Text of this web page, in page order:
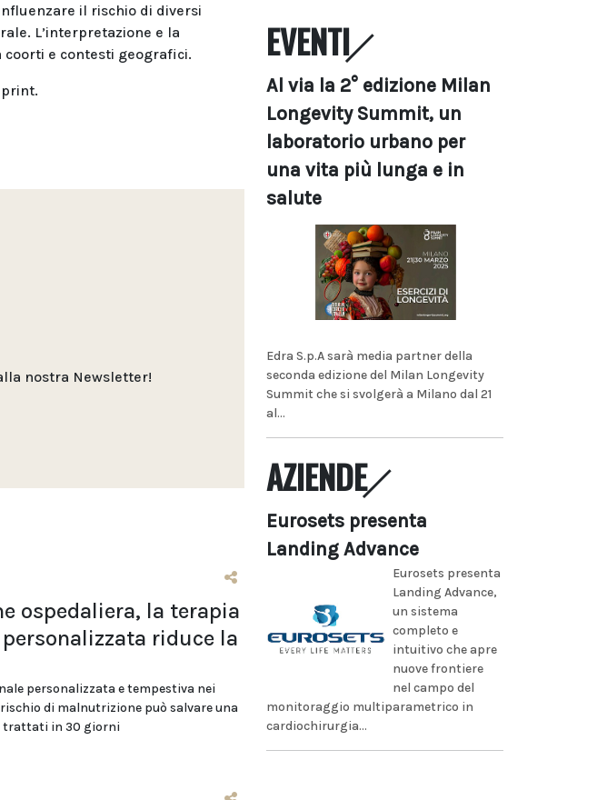
il rischio di diversi
L’interpretazione e la
e contesti geografici.
print.
nostra Newsletter!
ospedaliera, la terapia
riduce la
personalizzata e tempestiva nei
di malnutrizione può salvare una
trattati in 30 giorni
EVENTI
Al via la 2° edizione Milan
Longevity Summit, un
laboratorio urbano per
una vita più lunga e in
salute
Edra S.p.A sarà media partner della
seconda edizione del Milan Longevity
Summit che si svolgerà a Milano dal 21
al...
AZIENDE
Eurosets presenta
Landing Advance
Eurosets presenta
Landing Advance,
un sistema
completo e
intuitivo che apre
nuove frontiere
nel campo del
monitoraggio multiparametrico in
cardiochirurgia...